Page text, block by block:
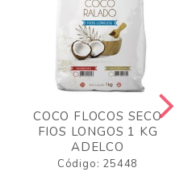
COCO FLOCOS SECO
FIOS LONGOS 1 KG
ADELCO
Código: 25448